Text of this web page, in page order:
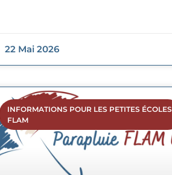
22 Mai 2026
INFORMATIONS POUR LES PETITES ÉCOLES
FLAM